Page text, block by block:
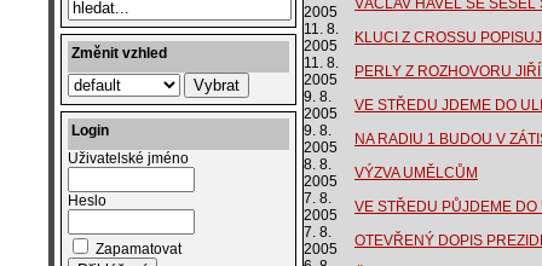
Změnit vzhled
Login
Uživatelské jméno
Heslo
Zapamatovat
2005
VÁCLAV HAVEL SE
11. 8.
2005
KLUCI Z CROSSU
11. 8.
2005
PERLY Z ROZHOVORU
9. 8.
2005
VE STŘEDU JDEME DO
9. 8.
2005
NA RADIU 1 BUDOU V
8. 8.
2005
VÝZVA UMĚLCŮM
7. 8.
2005
VE STŘEDU PŮJDEME DO
7. 8.
2005
OTEVŘENÝ DOPIS